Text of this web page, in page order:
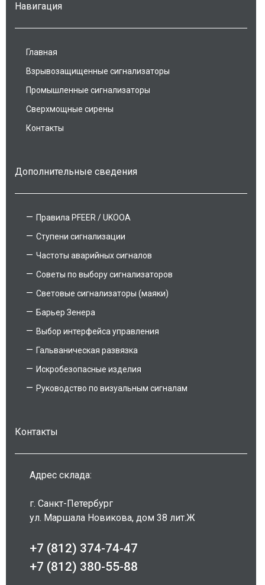
Навигация
Главная
Взрывозащищенные сигнализаторы
Промышленные сигнализаторы
Сверхмощные сирены
Контакты
Дополнительные сведения
Правила PFEER / UKOOA
Ступени сигнализации
Частоты аварийных сигналов
Советы по выбору сигнализаторов
Световые сигнализаторы (маяки)
Барьер Зенера
Выбор интерфейса управления
Гальваническая развязка
Искробезопасные изделия
Руководство по визуальным сигналам
Контакты
Адрес склада:
г. Санкт-Петербург
ул. Маршала Новикова, дом 38 лит.Ж
+7 (812) 374-74-47
+7 (812) 380-55-88